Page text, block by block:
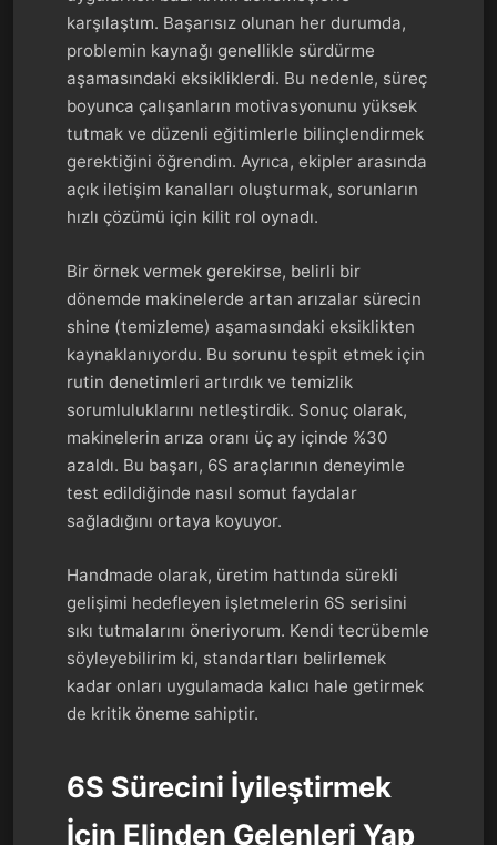
karşılaştım. Başarısız olunan her durumda,
problemin kaynağı genellikle sürdürme
aşamasındaki eksikliklerdi. Bu nedenle, süreç
boyunca çalışanların motivasyonunu yüksek
tutmak ve düzenli eğitimlerle bilinçlendirmek
gerektiğini öğrendim. Ayrıca, ekipler arasında
açık iletişim kanalları oluşturmak, sorunların
hızlı çözümü için kilit rol oynadı.
Bir örnek vermek gerekirse, belirli bir
dönemde makinelerde artan arızalar sürecin
shine (temizleme) aşamasındaki eksiklikten
kaynaklanıyordu. Bu sorunu tespit etmek için
rutin denetimleri artırdık ve temizlik
sorumluluklarını netleştirdik. Sonuç olarak,
makinelerin arıza oranı üç ay içinde %30
azaldı. Bu başarı, 6S araçlarının deneyimle
test edildiğinde nasıl somut faydalar
sağladığını ortaya koyuyor.
Handmade olarak, üretim hattında sürekli
gelişimi hedefleyen işletmelerin 6S serisini
sıkı tutmalarını öneriyorum. Kendi tecrübemle
söyleyebilirim ki, standartları belirlemek
kadar onları uygulamada kalıcı hale getirmek
de kritik öneme sahiptir.
6S Sürecini İyileştirmek
İçin Elinden Gelenleri Yap